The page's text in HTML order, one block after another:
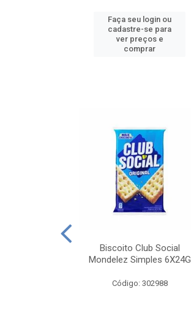
Faça seu login ou
cadastre-se para
ver preços e
comprar
Biscoito Club Social
Mondelez Simples 6X24G
Código: 302988